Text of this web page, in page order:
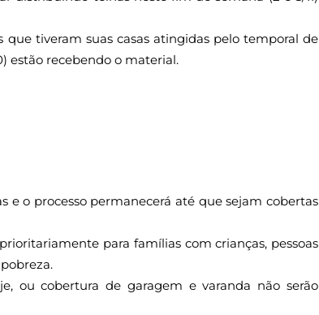
tiveram suas casas atingidas pelo temporal de
estão recebendo o material.
e o processo permanecerá até que sejam cobertas
para famílias com crianças, pessoas
ou cobertura de garagem e varanda não serão